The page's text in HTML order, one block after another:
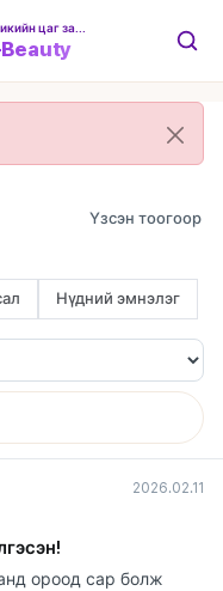
Beauty
Нүдний эмнэлэг
2026.02.11
ороод сар болж